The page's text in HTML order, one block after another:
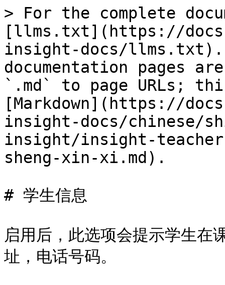
> For the complete
[llms.txt](https://
insight-docs/llms.txt).
documentation pages
`.md` to page URLs;
[Markdown](https://
insight-docs/chinese/
insight/insight-
sheng-xin-xi.md).
# 学生信息
启用后，此选项会提示学生在
址，电话号码。